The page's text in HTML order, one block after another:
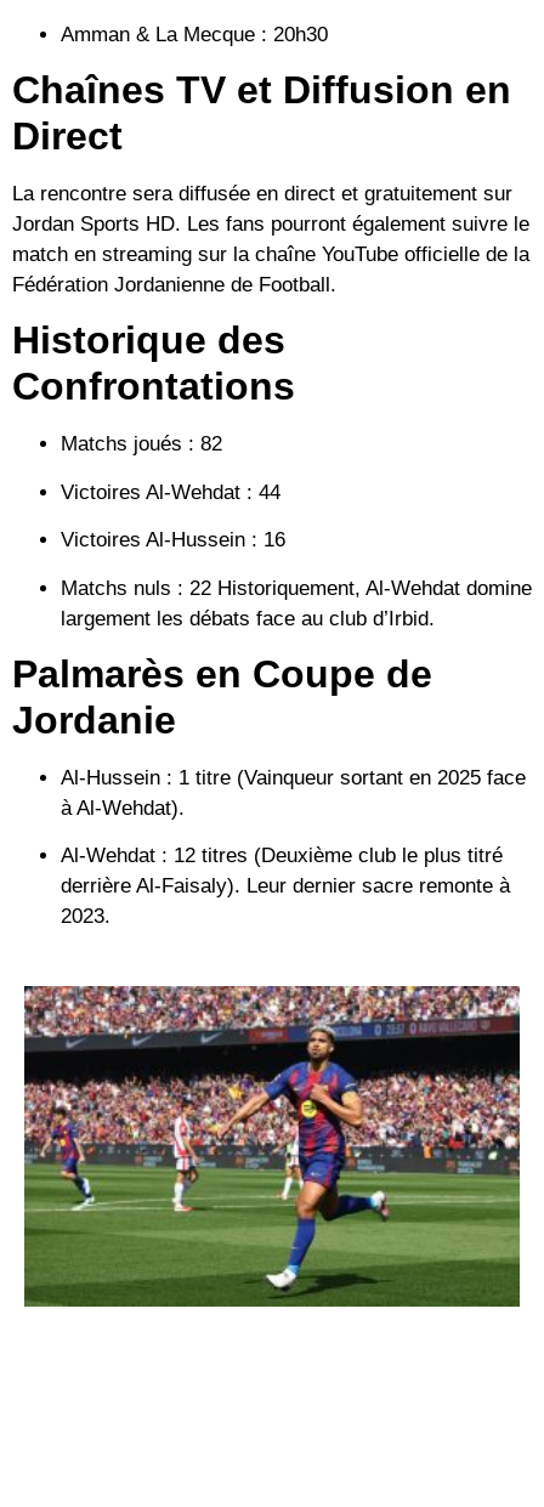
Amman & La Mecque : 20h30
Chaînes TV et Diffusion en
Direct
La rencontre sera diffusée en direct et gratuitement sur
Jordan Sports HD. Les fans pourront également suivre le
match en streaming sur la chaîne YouTube officielle de la
Fédération Jordanienne de Football.
Historique des
Confrontations
Matchs joués : 82
Victoires Al-Wehdat : 44
Victoires Al-Hussein : 16
Matchs nuls : 22 Historiquement, Al-Wehdat domine
largement les débats face au club d’Irbid.
Palmarès en Coupe de
Jordanie
Al-Hussein : 1 titre (Vainqueur sortant en 2025 face
à Al-Wehdat).
Al-Wehdat : 12 titres (Deuxième club le plus titré
derrière Al-Faisaly). Leur dernier sacre remonte à
2023.